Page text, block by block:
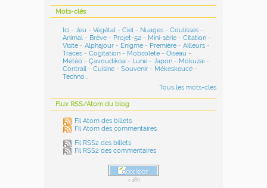
Mots-clés
Ici -Jeu -Végétal -Ciel - Nuages -Coulisses -
Animal - Brève - Projet-52 - Mini-série -Citation -
Visite -Alphajour - Enigme - Première -Ailleurs -
Traces -Cogitation - Mobsolète -Oiseau -
Météo -Çavoudikoa - Lune -Japon - Mokuzai -
Contrail -Cuisine -Souvenir - Mékeskeucé -
Techno...
Tous les mots-clés
Flux RSS/Atom du blog
Fil Atom des billets
Fil Atom des commentaires
Fil RSS2 des billets
Fil RSS2 des commentaires